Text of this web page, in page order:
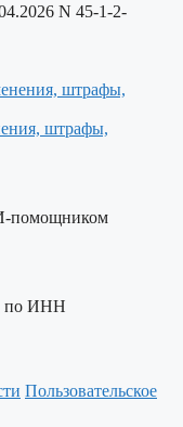
N 45-1-2-
штрафы,
помощником
по ИНН
Пользовательское